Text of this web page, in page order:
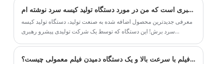
چاپگر آنلاین معرفی کرده است تا یک چاپگر یک
رنگ را در خود جای دهد که یکپارچه با دستگاه
دمیدن فیلم کار کند.
در اینجا خبری است که من در مورد دستگاه تولید کیسه سرد نوشته ام
معرفی جدیدترین محصول اضافه شده به صنعت تولید، دستگاه تولید کیسه
سرد برش! این دستگاه که توسط یک شرکت تولیدی پیشرو رهبری
تفاوت بین دستگاه دمیدن فیلم با سرعت بالا و یک دستگاه دمیدن فیلم معمولی چیست؟